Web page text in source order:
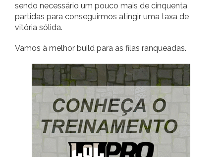
sendo necessário um pouco mais de cinquenta
partidas para conseguirmos atingir uma taxa de
vitória sólida.
Vamos à melhor build para as filas ranqueadas.